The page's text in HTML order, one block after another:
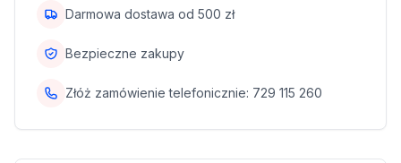
Darmowa dostawa od 500 zł
Bezpieczne zakupy
Złóż zamówienie telefonicznie: 729 115 260